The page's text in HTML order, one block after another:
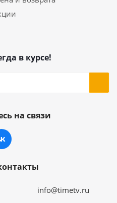
в курсе!
на связи
info@timetv.ru